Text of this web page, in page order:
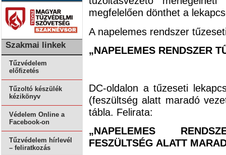
Szakmai linkek
Tűzvédelem
előfizetés
Tűzoltó készülék
kézikönyv
Védelem Online a
Facebook-on
Tűzvédelem hírlevél
– feliratkozás
megfelelően dönthet a
A napelemes rendszer
„NAPELEMES RENDSZER
DC-oldalon a tűzeseti
(feszültség alatt maradó
tábla. Felirata:
„NAPELEMES
FESZÜLTSÉG ALATT